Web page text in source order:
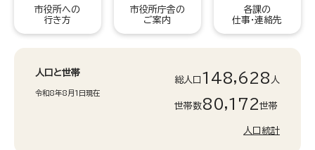
市役所への
行き方
市役所庁舎の
ご案内
各課の
仕事・連絡先
人口と世帯
令和8年8月1日現在
総人口 148,628 人
世帯数80,172世帯
人口統計